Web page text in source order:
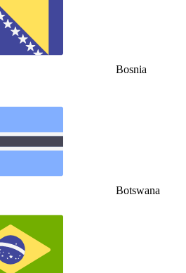
Bosnia
Botswana